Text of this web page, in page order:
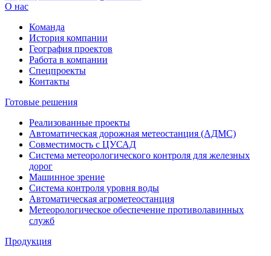
О нас
Команда
История компании
География проектов
Работа в компании
Спецпроекты
Контакты
Готовые решения
Реализованные проекты
Автоматическая дорожная метеостанция (АДМС)
Совместимость с ЦУСАД
Система метеорологического контроля для железных
дорог
Машинное зрение
Система контроля уровня воды
Автоматическая агрометеостанция
Метеорологическое обеспечение противолавинных
служб
Продукция